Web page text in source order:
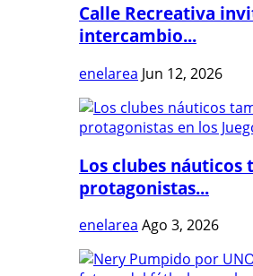
Calle Recreativa
intercambio...
enelarea Jun 12, 2026
Los clubes náuticos
protagonistas...
enelarea Ago 3, 2026